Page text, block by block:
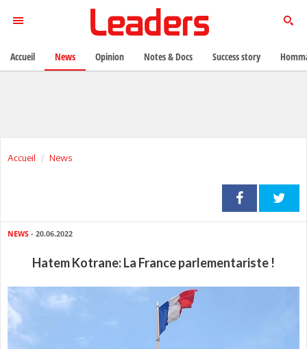
Accueil News
NEWS - 20.06.2022
Hatem Kotrane: La France parlementariste !
Accueil News Opinion Notes & Docs Success story